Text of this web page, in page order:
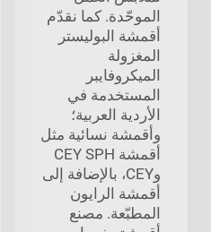
الموحّدة. كما نقدّم
أقمشة البوليستر
المغزولة
الميكروفايبر
المستخدمة في
الأردية العربية؛
وأقمشة نسائية مثل
أقمشة CEY SPH
وCEY، بالإضافة إلى
أقمشة الرايون
المطبّعة. مصنع